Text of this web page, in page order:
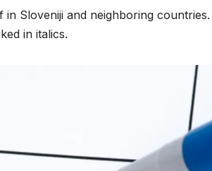
Sloveniji and neighboring
in italics.